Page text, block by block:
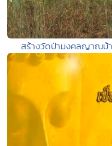
สร้างวัดป่ามงคลญาณบ้